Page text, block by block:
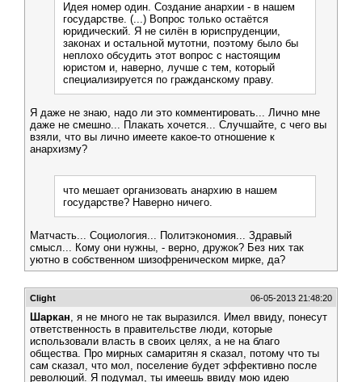
Идея номер один. Создание анархии - в нашем
государстве. (...) Вопрос только остаётся
юридический. Я не силён в юриспруденции,
законах и остальной мутотни, поэтому было бы
неплохо обсудить этот вопрос с настоящим
юристом и, наверно, лучше с тем, который
специализируется по гражданскому праву.
Я даже не знаю, надо ли это комментировать... Лично мне
даже не смешно... Плакать хочется... Случшайте, с чего вы
взяли, что вы лично имеете какое-то отношение к
анархизму?
что мешает организовать анархию в нашем
государстве? Наверно ничего.
Матчасть... Социология... Политэкономия... Здравый
смысл... Кому они нужны, - верно, дружок? Без них так
уютно в собственном шизофреническом мирке, да?
Clight 06-05-2013 21:48:20
Шаркан, я не много не так выразился. Имел ввиду, понесут
ответственность в правительстве люди, которые
использовали власть в своих целях, а не на благо
общества. Про мирных самаритян я сказал, потому что ты
сам сказал, что мол, поселение будет эффективно после
революций. Я подумал, ты имеешь ввиду мою идею